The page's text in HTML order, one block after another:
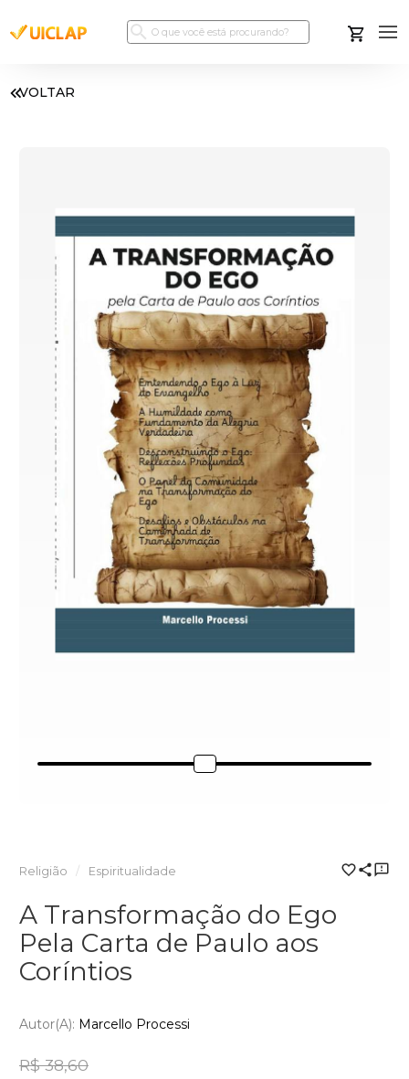
VOLTAR
Religião Espiritualidade
A Transformação do Ego
Pela Carta de Paulo aos
Coríntios
Autor(a): Marcello Processi
R$ 38,60